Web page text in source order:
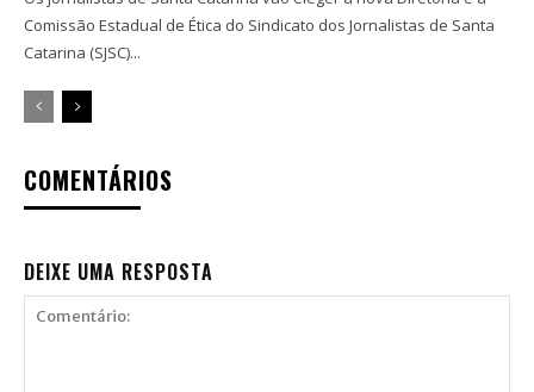
Comissão Estadual de Ética do Sindicato dos Jornalistas de Santa
Catarina (SJSC)...
COMENTÁRIOS
DEIXE UMA RESPOSTA